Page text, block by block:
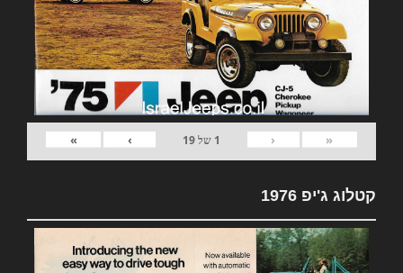
«
‹
1 של19
›
»
קטלוג ג'יפ 1976